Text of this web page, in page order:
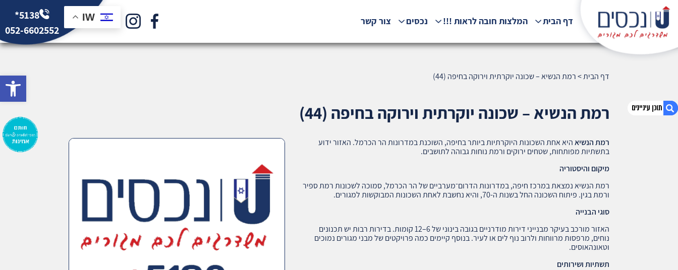
דף הבית המלצות חובה לראות !!! נכסים צור קשר IW
*5138
052-6602552
דף הבית>רמת הנשיא – שכונה יוקרתית וירוקה בחיפה (44)
רמת הנשיא – שכונה יוקרתית וירוקה בחיפה (44)
רמת הנשיאהיא אחת השכונות היוקרתיות ביותר בחיפה, השוכנת במדרונות הר הכרמל. האזור ידוע
בתשתיות מפותחות, שטחים ירוקים ורמת נוחות גבוהה לתושבים.
מיקום והיסטוריה
רמת הנשיא נמצאת במרכז חיפה, במדרונות הדרום־מערביים של הר הכרמל, סמוכה לשכונות רמת ספיר
ורמת בגין. פיתוח השכונה החל בשנות ה-70, והיא נחשבת לאחת השכונות המבוקשות למגורים.
סוגי הבנייה
האזור מורכב בעיקר מבנייני דירות מודרניים בגובה בינוני של 6–12 קומות. בדירות רבות יש תכנונים
נוחים, מרפסות מרווחות ולרוב נוף לים או לעיר. בנוסף קיימים כמה פרויקטים של מבני מגורים נמוכים
וטאונהאוסים.
תשתיות ושירותים